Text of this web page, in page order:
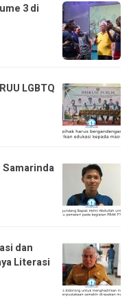
3 di
LGBTQ
Samarinda
dan
Literasi